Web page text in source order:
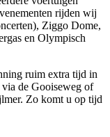
rijden wij
Ziggo Dome,
en Olympisch
ruim extra tijd in
de Gooiseweg of
Zo komt u op tijd